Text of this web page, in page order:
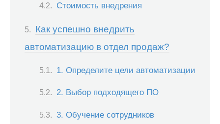
Стоимость внедрения
Как успешно внедрить
автоматизацию в отдел продаж?
1. Определите цели автоматизации
2. Выбор подходящего ПО
3. Обучение сотрудников